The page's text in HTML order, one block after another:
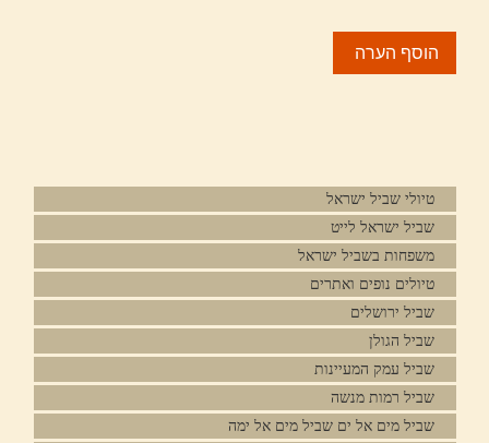
טיולי שביל ישראל
שביל ישראל לייט
משפחות בשביל ישראל
טיולים נופים ואתרים
שביל ירושלים
שביל הגולן
שביל עמק המעיינות
שביל רמות מנשה
שביל מים אל ים שביל מים אל ימה